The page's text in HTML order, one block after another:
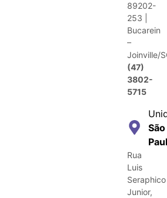
89202-
253 |
Bucarein
–
Joinville/
(47)
3802-
5715
São
Rua
Luis
Seraphico
Junior,